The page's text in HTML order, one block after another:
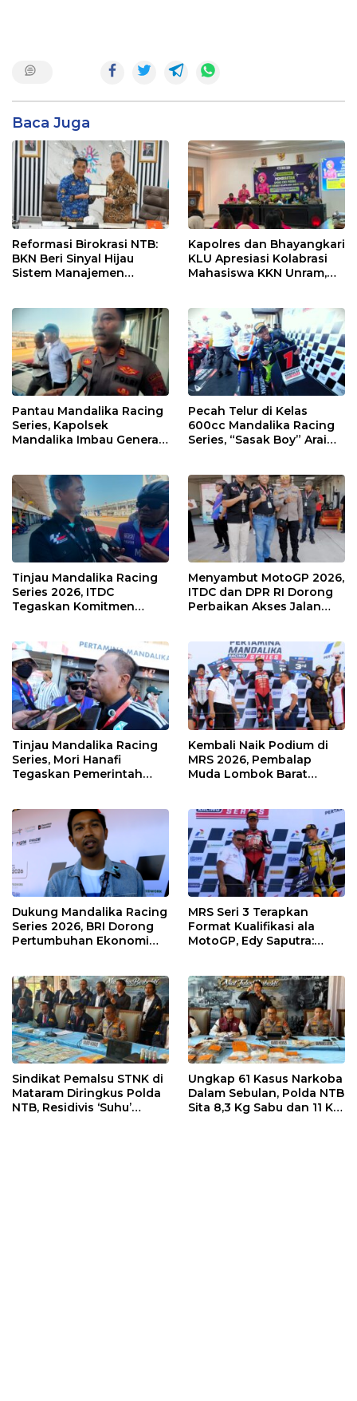
Baca Juga
Reformasi Birokrasi NTB:
BKN Beri Sinyal Hijau
Sistem Manajemen
Kapolres dan Bhayangkari
KLU Apresiasi Kolabrasi
Mahasiswa KKN Unram,
Pantau Mandalika Racing
Series, Kapolsek
Mandalika Imbau Generasi
Pecah Telur di Kelas
600cc Mandalika Racing
Series, “Sasak Boy” Arai
Tinjau Mandalika Racing
Series 2026, ITDC
Tegaskan Komitmen
Kawasan
Menyambut MotoGP 2026,
ITDC dan DPR RI Dorong
Perbaikan Akses Jalan
Tinjau Mandalika Racing
Series, Mori Hanafi
Tegaskan Pemerintah
Kembali Naik Podium di
MRS 2026, Pembalap
Muda Lombok Barat
Dukung Mandalika Racing
Series 2026, BRI Dorong
Pertumbuhan Ekonomi
MRS Seri 3 Terapkan
Format Kualifikasi ala
MotoGP, Edy Saputra:
Sindikat Pemalsu STNK di
Mataram Diringkus Polda
NTB, Residivis ‘Suhu’
Ungkap 61 Kasus Narkoba
Dalam Sebulan, Polda NTB
Sita 8,3 Kg Sabu dan 11 Kg